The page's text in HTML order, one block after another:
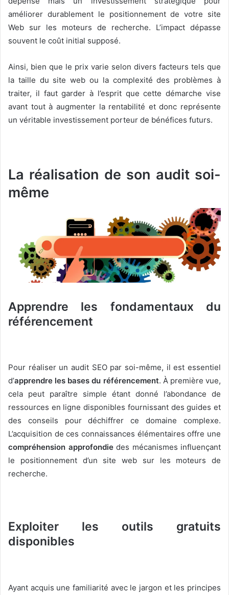
améliorer durablement le positionnement de votre site
Web sur les moteurs de recherche. L’impact dépasse
souvent le coût initial supposé.
Ainsi, bien que le prix varie selon divers facteurs tels que
la taille du site web ou la complexité des problèmes à
traiter, il faut garder à l’esprit que cette démarche vise
avant tout à augmenter la rentabilité et donc représente
un véritable investissement porteur de bénéfices futurs.
La réalisation de son audit soi-
même
Apprendre les fondamentaux du
référencement
Pour réaliser un audit SEO par soi-même, il est essentiel
d’apprendre les bases du référencement. À première vue,
cela peut paraître simple étant donné l’abondance de
ressources en ligne disponibles fournissant des guides et
des conseils pour déchiffrer ce domaine complexe.
L’acquisition de ces connaissances élémentaires offre une
compréhension approfondiedes mécanismes influençant
le positionnement d’un site web sur les moteurs de
recherche.
Exploiter les outils gratuits
disponibles
Ayant acquis une familiarité avec le jargon et les principes